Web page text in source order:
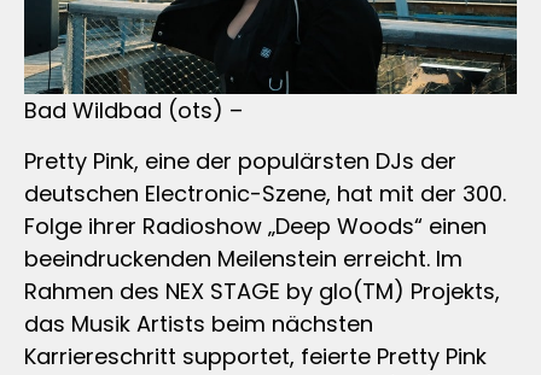
Bad Wildbad (ots) –
Pretty Pink, eine der populärsten DJs der
deutschen Electronic-Szene, hat mit der 300.
Folge ihrer Radioshow „Deep Woods“ einen
beeindruckenden Meilenstein erreicht. Im
Rahmen des NEX STAGE by glo(TM) Projekts,
das Musik Artists beim nächsten
Karriereschritt supportet, feierte Pretty Pink